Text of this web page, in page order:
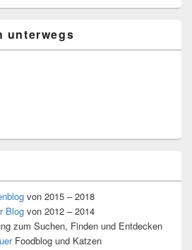
unterwegs
von 2015 – 2018
Blogvon 2012 – 2014
zum Suchen, Finden und Entdecken
Foodblog und Katzen